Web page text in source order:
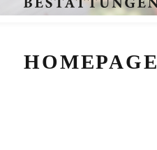
HOMEPAGE